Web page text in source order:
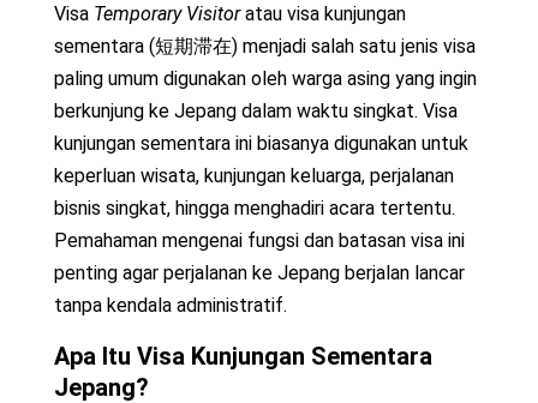
Visa Temporary Visitoratau visa kunjungan
sementara (短期滞在) menjadi salah satu jenis visa
paling umum digunakan oleh warga asing yang ingin
berkunjung ke Jepang dalam waktu singkat. Visa
kunjungan sementara ini biasanya digunakan untuk
keperluan wisata, kunjungan keluarga, perjalanan
bisnis singkat, hingga menghadiri acara tertentu.
Pemahaman mengenai fungsi dan batasan visa ini
penting agar perjalanan ke Jepang berjalan lancar
tanpa kendala administratif.
Apa Itu Visa Kunjungan Sementara
Jepang?